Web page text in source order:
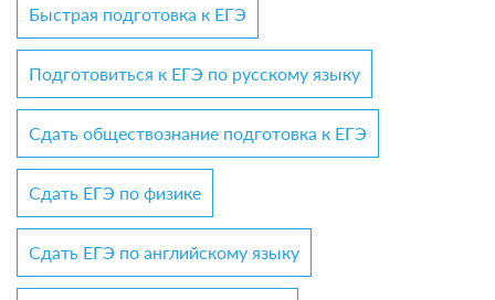
Быстрая подготовка к ЕГЭ
Подготовиться к ЕГЭ по русскому языку
Сдать обществознание подготовка к ЕГЭ
Сдать ЕГЭ по физике
Сдать ЕГЭ по английскому языку